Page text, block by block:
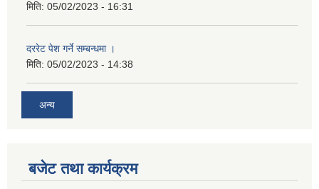
मिति: 05/02/2023 - 16:31
दररेट पेश गर्ने सम्बन्धमा ।
मिति: 05/02/2023 - 14:38
अन्य
बजेट तथा कार्यक्रम